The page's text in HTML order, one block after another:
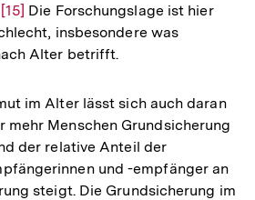
Fußnote
Zur
Auflösung
der
[15] Die Forschungslage ist hier
insbesondere was
Alter betrifft.
im Alter lässt sich auch daran
mehr Menschen Grundsicherung
der relative Anteil der
und -empfänger an
steigt. Die Grundsicherung im